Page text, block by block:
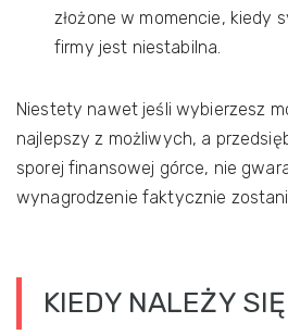
złożone w momencie, kiedy
firmy jest niestabilna.
Niestety nawet jeśli wybierzesz
najlepszy z możliwych, a
sporej finansowej górce, nie
wynagrodzenie faktycznie
KIEDY NALEŻY